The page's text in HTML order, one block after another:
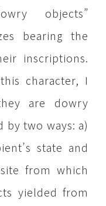
objects”
bearing the
inscriptions.
character, I
are dowry
by two ways: a)
state and
from which
yielded from